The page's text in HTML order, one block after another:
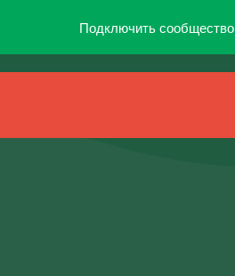
Подключить сообщество